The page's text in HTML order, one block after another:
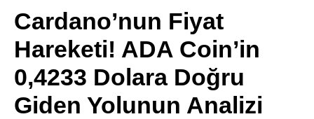
Youtube
TikTok
Pinterest
Cardano’nun Fiyat
Hareketi! ADA Coin’in
0,4233 Dolara Doğru
Giden Yolunun Analizi